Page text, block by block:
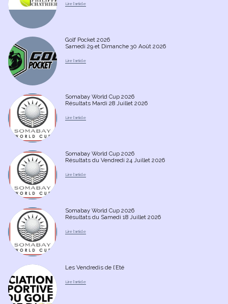
Golf Pocket 2026
Samedi 29 et Dimanche 30 Août 2026
Somabay World Cup 2026
Résultats Mardi 28 Juillet 2026
Somabay World Cup 2026
Résultats du Vendredi 24 Juillet 2026
Somabay World Cup 2026
Résultats du Samedi 18 Juillet 2026
Les Vendredis de l’Eté